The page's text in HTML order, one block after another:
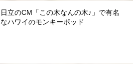
日立のCM「この木なんの木♪」で有名
なハワイのモンキーポッド